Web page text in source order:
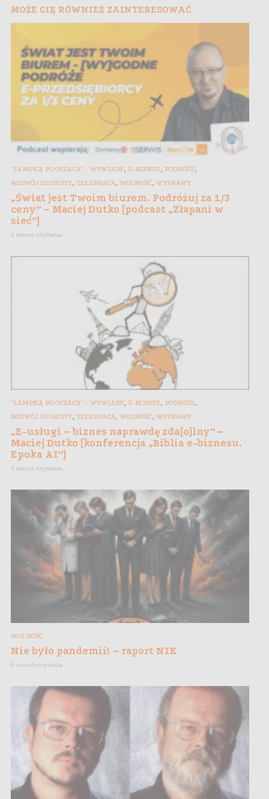
MOŻE CIĘ RÓWNIEŻ ZAINTERESOWAĆ
"LAMPKĄ PO OCZACH" - WYWIADY, E-BIZNES, PODRÓŻE,
ROZWÓJ OSOBISTY, TELEPRACA, WOLNOŚĆ, WYPRAWY
„Świat jest Twoim biurem. Podróżuj za 1/3
ceny” – Maciej Dutko [podcast „Złapani w
sieć”]
2 minut czytania
"LAMPKĄ PO OCZACH" - WYWIADY, E-BIZNES PODRÓŻE
ROZWÓJ OSOBISTY, TELEPRACA WOLNOŚĆ WYPRAWY
„E-usługi – biznes naprawdę zda[o]lny” –
Maciej Dutko [konferencja „Biblia e-biznesu.
Epoka AI”]
1 minut czytania
WOLNOŚĆ
Nie było pandemii! – raport NIK
6 minut czytania